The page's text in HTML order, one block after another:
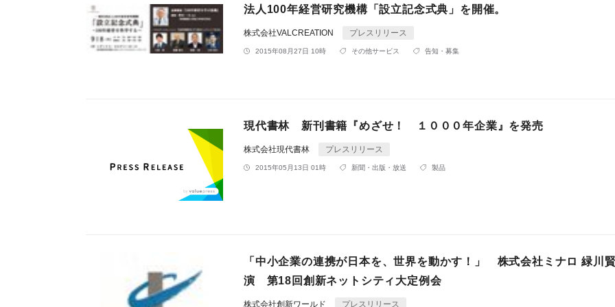
法人100年経営研究機構「設立記念式典」を開催。
株式会社VALCREATION プレスリリース
2015年08月27日 10時 その他サービス 告知・募集
現代書林 新刊書籍『めざせ！ １０００年企業』を発売
株式会社現代書林 プレスリリース
2015年05月13日 01時 新聞・出版・放送 製品
「中小企業の連携が日本を、世界を動かす！」 株式会社ミナロ 緑川
演 第18回創新ネットシティ大定例会
株式会社創新ワールド プレスリリース